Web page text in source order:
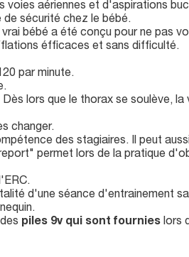
voies aériennes et d'aspirations
de sécurité chez le bébé.
bébé a été conçu pour ne pas
éfficaces et sans difficulté.
par minute.
lors que le thorax se soulève,
changer.
des stagiaires. Il peut
permet lors de la pratique
d'une séance d'entrainement
piles 9v qui sont fournies lors